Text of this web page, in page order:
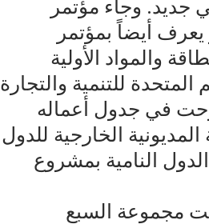
جديد. وجاء مؤتمر
بين الشمال والجنوب في ديسمبر 1975 و يعرف أيضاً بمؤتمر
والمواد الأولية
المتحدة للتنمية والتجارة
بكينيا في مايو 1976، و طرحت في جدول أعماله
الخارجية للدول
الدول النامية بمشروع
مجموعة السبع